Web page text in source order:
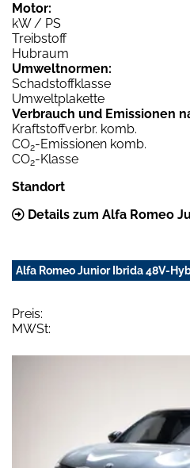
Motor:
kW / PS
Treibstoff
Hubraum
Umweltnormen:
Schadstoffklasse
Umweltplakette
Verbrauch und Emissionen
Kraftstoffverbr. komb.
CO2-Emissionen komb.
CO2-Klasse
Standort
Details zum Alfa Romeo
Alfa Romeo Junior Ibrida 48V-
Preis:
MWSt: